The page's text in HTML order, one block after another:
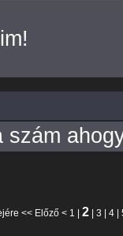
szám
<< Előző< 1 2| 3 4|